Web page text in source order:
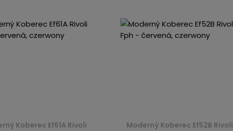
Koberec Ef61A Rivoli
Moderný Koberec Ef52B Rivoli